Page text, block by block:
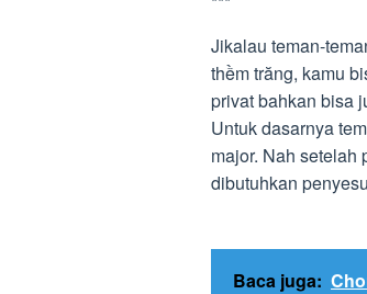
Jikalau teman-
thềm trăng, kamu
privat bahkan bisa
Untuk dasarnya
major. Nah setelah
dibutuhkan
Baca juga: